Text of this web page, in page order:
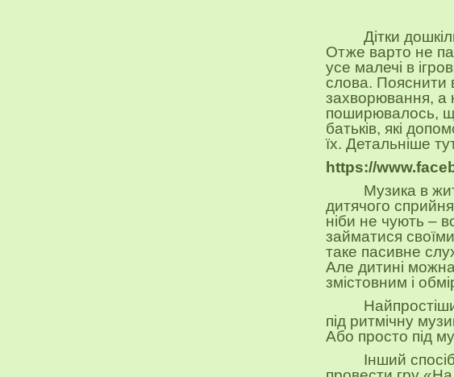
Дітки
Отже варто не
усе малечі в
слова. Пояснити
захворювання, а
поширювалось,
батьків, які
їх. Детальніше
https://
Музика в
дитячого
ніби не чують –
займатися
таке пасивне
Але дитині
змістовним і
під ритмічну
Або просто під
Інший спосіб